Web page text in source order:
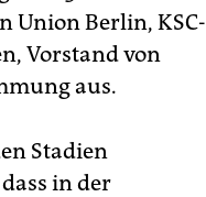
Union Berlin, KSC-
Vorstand von
aus.
Stadien
in der